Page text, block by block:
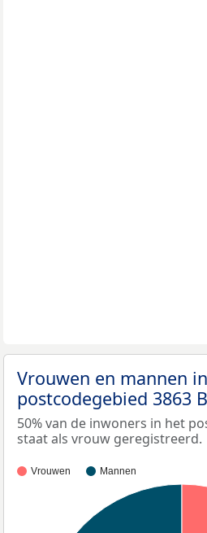
Vrouwen en mannen
postcodegebied 3863
50% van de inwoners in het
staat als vrouw geregistreerd.
Vrouwen Mannen